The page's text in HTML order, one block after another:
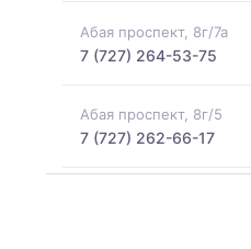
Абая проспект, 8г/7а
7 (727) 264-53-75
Абая проспект, 8г/5
7 (727) 262-66-17